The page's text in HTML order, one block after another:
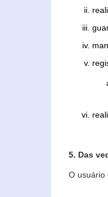
5. Das
O usuário